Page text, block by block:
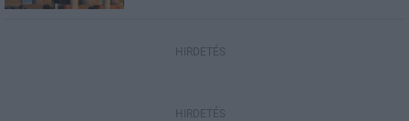
HIRDETÉS
HIRDETÉS